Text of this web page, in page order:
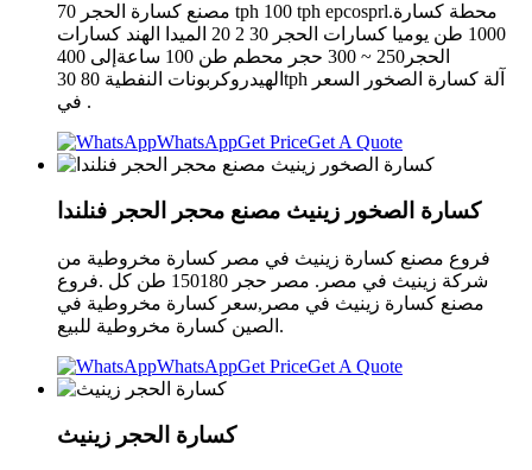
مصنع كسارة الحجر 70 tph 100 tph epcosprl.محطة كسارة
1000 طن يوميا كسارات الحجر 30 2 20 الميدا الهند كسارات
الحجر250 ~ 300 حجر محطم طن 100 ساعةإلى 400
الهيدروكربونات النفطية 80 30tph آلة كسارة الصخور السعر
في .
WhatsAppGet PriceGet A Quote
كسارة الصخور زينيث مصنع محجر الحجر فنلندا
فروع مصنع كسارة زينيث في مصر كسارة مخروطية من
شركة زينيث في مصر. مصر حجر 150180 طن كل .فروع
مصنع كسارة زينيث في مصر,سعر كسارة مخروطية في
الصين كسارة مخروطية للبيع.
WhatsAppGet PriceGet A Quote
كسارة الحجر زينيث